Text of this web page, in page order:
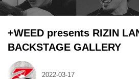
+WEED presents RIZIN
BACKSTAGE GALLERY
2022-03-17